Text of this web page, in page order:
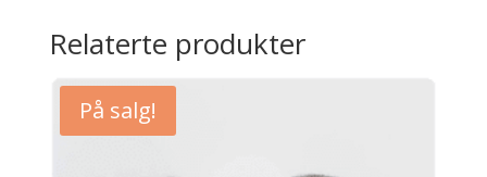
Relaterte produkter
På salg!